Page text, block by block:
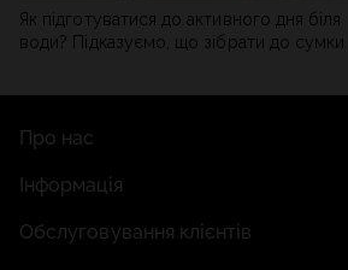
Як підготуватися до активного дня біля
води? Підказуємо, що зібрати до сумки
Про нас
Інформація
Обслуговування клієнтів